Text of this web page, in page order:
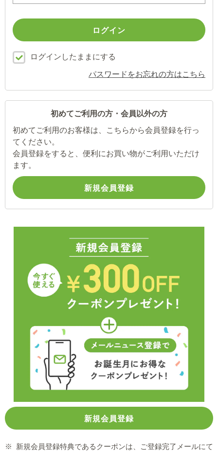
ログインしたままにする
パスワードをお忘れの方はこちら
初めてご利用の方・会員以外の方
初めてご利用のお客様は、こちらから会員登録を行っ
てください。
会員登録をすると、便利にお買い物がご利用いただけ
ます。
※
新規会員登録特典であるクーポンは、ご登録完了メールにて